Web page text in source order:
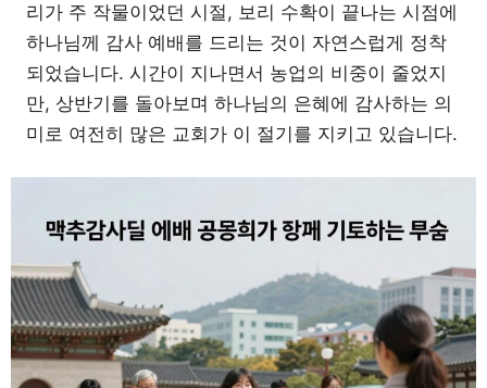
리가 주 작물이었던 시절, 보리 수확이 끝나는 시점에
하나님께 감사 예배를 드리는 것이 자연스럽게 정착
되었습니다. 시간이 지나면서 농업의 비중이 줄었지
만, 상반기를 돌아보며 하나님의 은혜에 감사하는 의
미로 여전히 많은 교회가 이 절기를 지키고 있습니다.